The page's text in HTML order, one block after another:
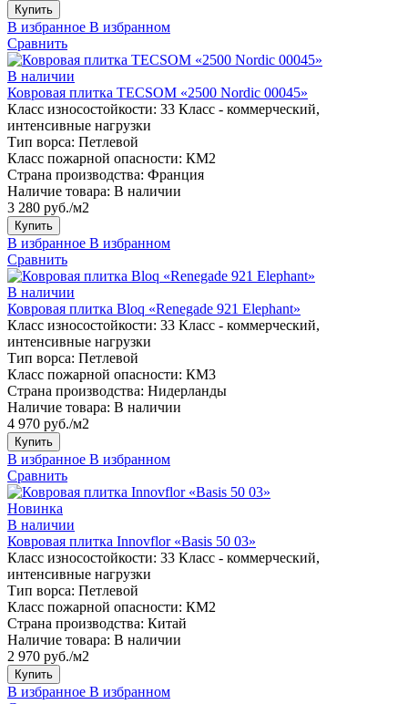
Купить
В избранное В избранном
Сравнить
В наличии
Ковровая плитка TECSOM «2500 Nordic 00045»
Класс износостойкости: 33 Класс - коммерческий,
интенсивные нагрузки
Тип ворса: Петлевой
Класс пожарной опасности: КМ2
Страна производства: Франция
Наличие товара: В наличии
3 280 руб./м2
Купить
В избранное В избранном
Сравнить
В наличии
Ковровая плитка Bloq «Renegade 921 Elephant»
Класс износостойкости: 33 Класс - коммерческий,
интенсивные нагрузки
Тип ворса: Петлевой
Класс пожарной опасности: КМ3
Страна производства: Нидерланды
Наличие товара: В наличии
4 970 руб./м2
Купить
В избранное В избранном
Сравнить
Новинка
В наличии
Ковровая плитка Innovflor «Basis 50 03»
Класс износостойкости: 33 Класс - коммерческий,
интенсивные нагрузки
Тип ворса: Петлевой
Класс пожарной опасности: КМ2
Страна производства: Китай
Наличие товара: В наличии
2 970 руб./м2
Купить
В избранное В избранном